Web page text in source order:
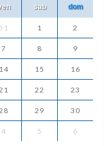
sab dom
1 2
7 8 9
14 15 16
22 23
29 30
4 5 6